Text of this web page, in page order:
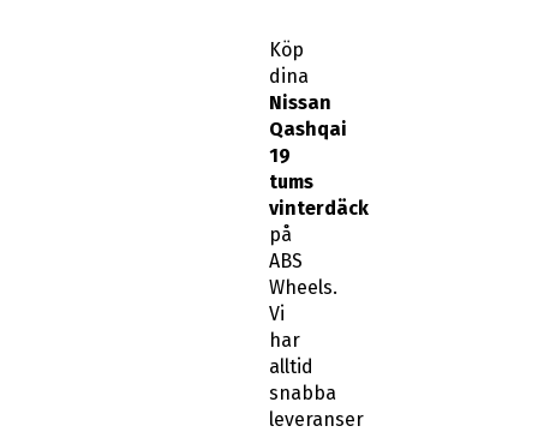
Köp
dina
Nissan
Qashqai
19
tums
vinterdäck
på
ABS
Wheels.
Vi
har
alltid
snabba
leveranser